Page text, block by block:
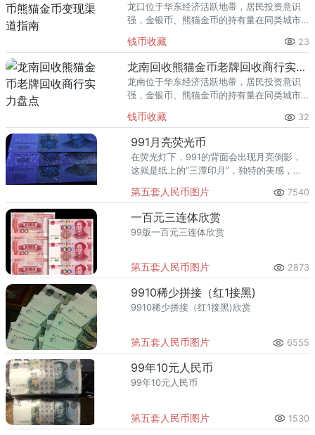
龙口位于华东经济活跃地带，居民投资意识
强，金银币、熊猫金币的持有量在同类城市
熊猫金币的需求就明显升温，但鱼龙混杂的
回收渠道里，能精准识别版别溢
钱币收藏 23
龙南回收熊猫金币老牌回收商行实力盘点
龙南位于华东经济活跃地带，居民投资意识
强，金银币、熊猫金币的持有量在同类城市
熊猫金币的需求就明显升温，但鱼龙混杂的
回收渠道里，能精准识别版别溢
钱币收藏 32
991月亮荧光币
在荧光灯下，991的背面会出现月亮倒影，
这就是纸上的“三潭印月”，独特的美感，少
第五套人民币图片 7540
一百元三连体欣赏
99版一百元三连体欣赏
第五套人民币图片 2873
9910稀少拼接（红1接黑)
9910稀少拼接（红1接黑)欣赏
第五套人民币图片 6555
99年10元人民币
99年10元人民币
第五套人民币图片 1530